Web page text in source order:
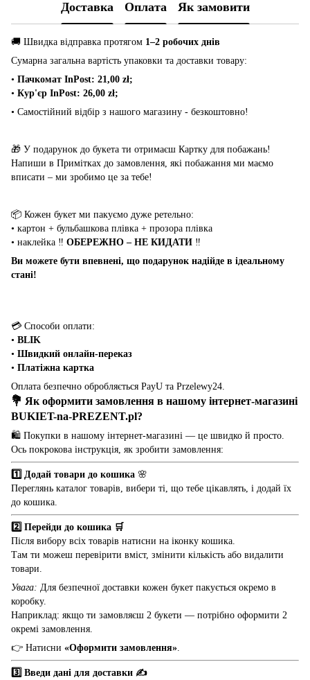
Доставка Оплата Як замовити
🚚 Швидка відправка протягом 1–2 робочих днів
Сумарна загальна вартість упаковки та доставки товару:
• Пачкомат InPost: 21,00 zł;
• Кур'єр InPost: 26,00 zł;
• Самостійний відбір з нашого магазину - безкоштовно!
🎁 У подарунок до букета ти отримаєш Картку для побажань!
Напиши в Примітках до замовлення, які побажання ми маємо
вписати – ми зробимо це за тебе!
📦 Кожен букет ми пакуємо дуже ретельно:
• картон + бульбашкова плівка + прозора плівка
• наклейка ‼️ ОБЕРЕЖНО – НЕ КИДАТИ ‼️
Ви можете бути впевнені, що подарунок надійде в ідеальному
стані!
💳 Способи оплати:
• BLIK
• Швидкий онлайн-переказ
• Платіжна картка
Оплата безпечно обробляється PayU та Przelewy24.
💐 Як оформити замовлення в нашому інтернет-магазині
BUKIET-na-PREZENT.pl?
🛍️ Покупки в нашому інтернет-магазині — це швидко й просто.
Ось покрокова інструкція, як зробити замовлення:
1️⃣ Додай товари до кошика 🌸
Переглянь каталог товарів, вибери ті, що тебе цікавлять, і додай їх
до кошика.
2️⃣ Перейди до кошика 🛒
Після вибору всіх товарів натисни на іконку кошика.
Там ти можеш перевірити вміст, змінити кількість або видалити
товари.
Увага: Для безпечної доставки кожен букет пакується окремо в
коробку.
Наприклад: якщо ти замовляєш 2 букети — потрібно оформити 2
окремі замовлення.
👉 Натисни «Оформити замовлення»
3️⃣ Введи дані для доставки ✍️